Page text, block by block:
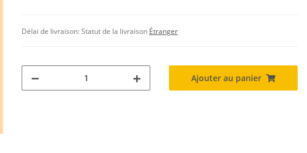
Délai de livraison:Statut de la livraison Étranger
Ajouter au panier